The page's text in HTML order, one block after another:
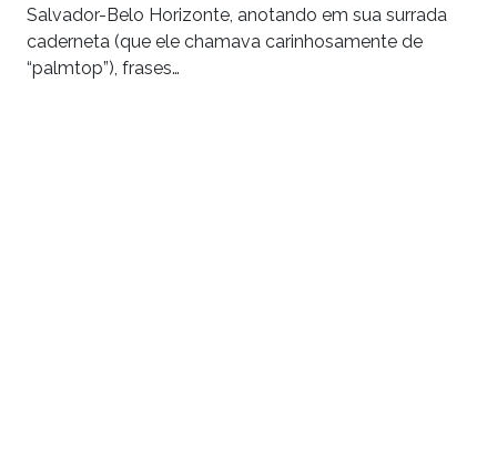
Salvador-Belo Horizonte, anotando em sua surrada
caderneta (que ele chamava carinhosamente de
“palmtop”), frases…